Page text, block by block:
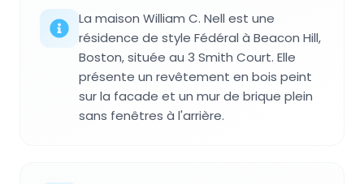
La maison William C. Nell est une
résidence de style Fédéral à Beacon Hill,
Boston, située au 3 Smith Court. Elle
présente un revêtement en bois peint
sur la facade et un mur de brique plein
sans fenêtres à l'arrière.